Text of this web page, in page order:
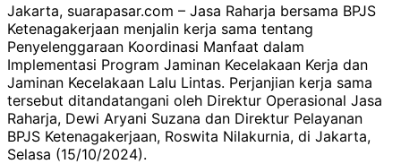
Jakarta, suarapasar.com – Jasa Raharja bersama BPJS
Ketenagakerjaan menjalin kerja sama tentang
Penyelenggaraan Koordinasi Manfaat dalam
Implementasi Program Jaminan Kecelakaan Kerja dan
Jaminan Kecelakaan Lalu Lintas. Perjanjian kerja sama
tersebut ditandatangani oleh Direktur Operasional Jasa
Raharja, Dewi Aryani Suzana dan Direktur Pelayanan
BPJS Ketenagakerjaan, Roswita Nilakurnia, di Jakarta,
Selasa (15/10/2024).